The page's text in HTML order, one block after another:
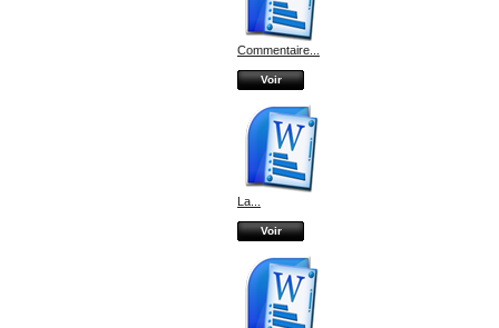
Commentaire...
Voir
La...
Voir